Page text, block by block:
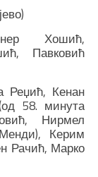
Хошић,
Павковић
Реџић, Кенан
58. минута
Нирмел
Керим
Рачић, Марко